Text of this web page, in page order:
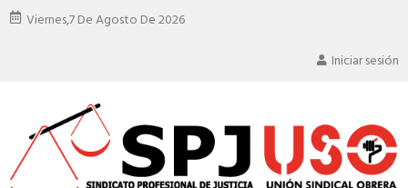
Viernes,7 De Agosto De 2026
Iniciar sesión